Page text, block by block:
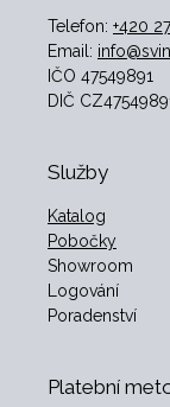
Telefon: +420
Email:
IČO 47549891
DIČ
Služby
Katalog
Pobočky
Showroom
Logování
Poradenství
Platební